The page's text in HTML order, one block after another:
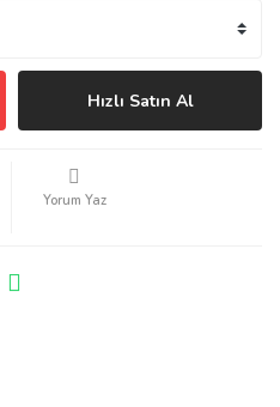
Hızlı Satın Al
Yorum Yaz